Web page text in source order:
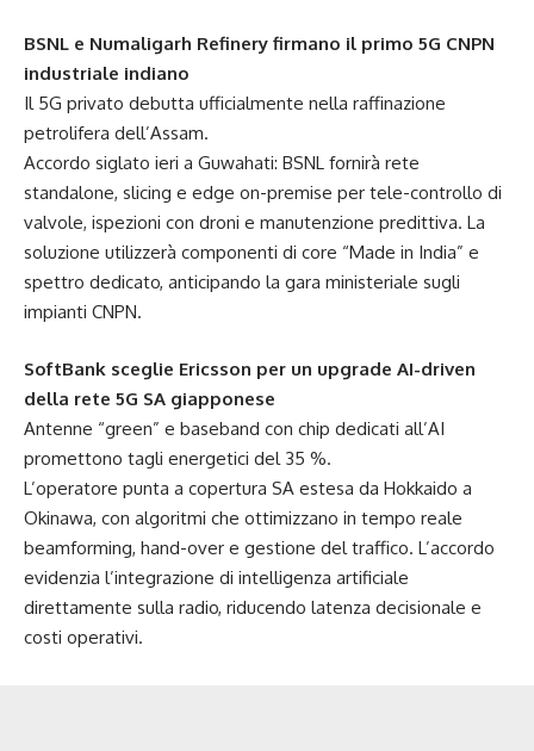
BSNL e Numaligarh Refinery firmano il primo 5G CNPN
industriale indiano
Il 5G privato debutta ufficialmente nella raffinazione
petrolifera dell’Assam.
Accordo siglato ieri a Guwahati: BSNL fornirà rete
standalone, slicing e edge on-premise per tele-controllo di
valvole, ispezioni con droni e manutenzione predittiva. La
soluzione utilizzerà componenti di core “Made in India” e
spettro dedicato, anticipando la gara ministeriale sugli
impianti CNPN.
SoftBank sceglie Ericsson per un upgrade AI-driven
della rete 5G SA giapponese
Antenne “green” e baseband con chip dedicati all’AI
promettono tagli energetici del 35 %.
L’operatore punta a copertura SA estesa da Hokkaido a
Okinawa, con algoritmi che ottimizzano in tempo reale
beamforming, hand-over e gestione del traffico. L’accordo
evidenzia l’integrazione di intelligenza artificiale
direttamente sulla radio, riducendo latenza decisionale e
costi operativi.